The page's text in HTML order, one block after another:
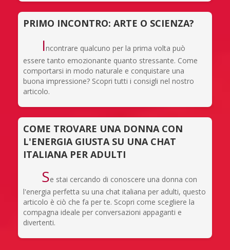
PRIMO INCONTRO: ARTE O SCIENZA?
Incontrare qualcuno per la prima volta può
essere tanto emozionante quanto stressante. Come
comportarsi in modo naturale e conquistare una
buona impressione? Scopri tutti i consigli nel nostro
articolo.
COME TROVARE UNA DONNA CON
L'ENERGIA GIUSTA SU UNA CHAT
ITALIANA PER ADULTI
Se stai cercando di conoscere una donna con
l'energia perfetta su una chat italiana per adulti, questo
articolo è ciò che fa per te. Scopri come scegliere la
compagna ideale per conversazioni appaganti e
divertenti.